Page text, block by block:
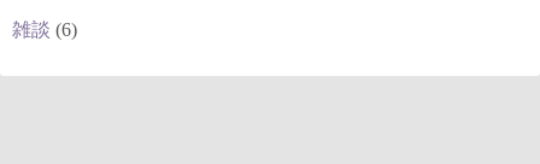
雑談 (6)